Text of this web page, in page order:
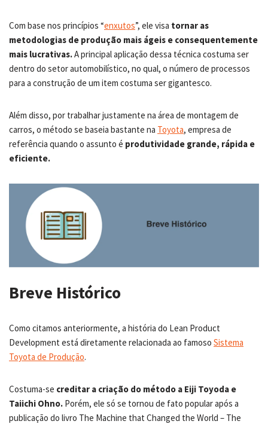
Com base nos princípios “enxutos”, ele visa tornar as
metodologias de produção mais ágeis e consequentemente
mais lucrativas.A principal aplicação dessa técnica costuma ser
dentro do setor automobilístico, no qual, o número de processos
para a construção de um item costuma ser gigantesco.
Além disso, por trabalhar justamente na área de montagem de
carros, o método se baseia bastante na Toyota, empresa de
referência quando o assunto é produtividade grande, rápida e
eficiente.
Breve Histórico
Como citamos anteriormente, a história do Lean Product
Development está diretamente relacionada ao famoso Sistema
Toyota de Produção.
Costuma-se creditar a criação do método a Eiji Toyoda e
Taiichi Ohno. Porém, ele só se tornou de fato popular após a
publicação do livro The Machine that Changed the World – The